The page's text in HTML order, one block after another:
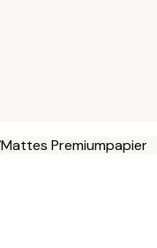
Mattes Premiumpapier